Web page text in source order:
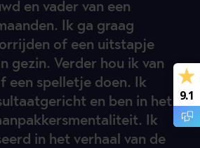
en vader van een
Ik ga graag
of een uitstapje
gezin. Verder hou ik van
een spelletje doen. Ik
en ben in het
Ik
in het verhaal van de
9.1